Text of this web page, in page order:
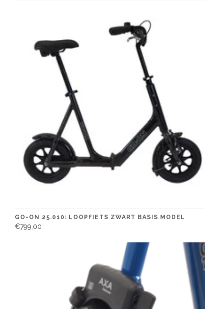
GO-ON 25.010: LOOPFIETS ZWART BASIS MODEL
€799,00